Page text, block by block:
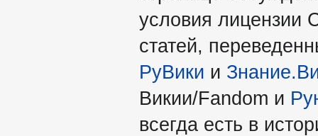
условия лицензии
статей,
РуВики и
Викии/Fandom и
всегда есть в